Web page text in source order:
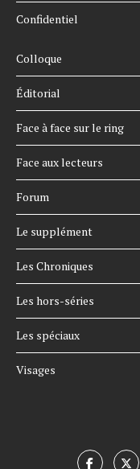
Confidentiel
Colloque
Éditorial
Face à face sur le ring
Face aux lecteurs
Forum
Le supplément
Les Chroniques
Les hors-séries
Les spéciaux
Visages